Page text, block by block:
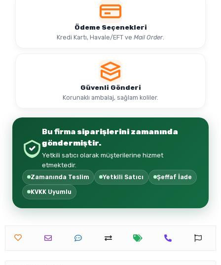
Ödeme Seçenekleri
Kredi Kartı, Havale/EFT ve Mail Order
Güvenli Gönderi
Korunaklı ambalaj, sağlam koliler.
Bu firma siparişlerini zamanında
göndermiştir.
Yetkili satıcı olarak müşterilerine hizmet
etmektedir.
Zamanında Teslim Yetkili Satıcı Şeffaf İade
KVKK Uyumlu